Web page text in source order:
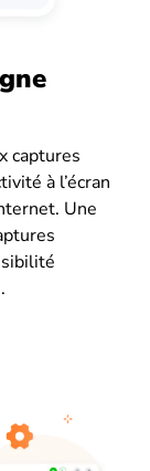
captures
à l’écran
Une